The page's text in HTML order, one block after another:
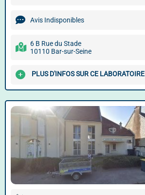
Avis Indisponibles
6 B Rue du Stade
10110 Bar-sur-Seine
PLUS D'INFOS SUR CE LABORATOIRE